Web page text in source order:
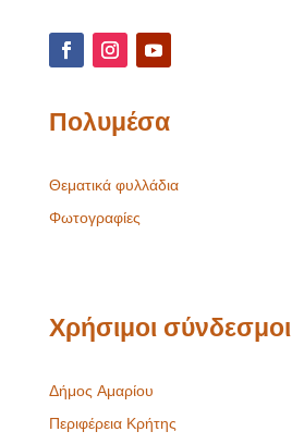
Πολυμέσα
Θεματικά φυλλάδια
Φωτογραφίες
Χρήσιμοι σύνδεσμοι
Δήμος Αμαρίου
Περιφέρεια Κρήτης